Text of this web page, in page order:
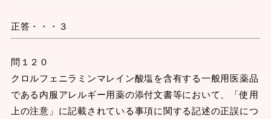
正答・・・３
問１２０
クロルフェニラミンマレイン酸塩を含有する一般用医薬品
である内服アレルギー用薬の添付文書等において、「使用
上の注意」に記載されている事項に関する記述の正誤につ